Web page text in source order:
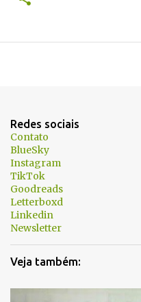
Redes sociais
Contato
BlueSky
Instagram
TikTok
Goodreads
Letterboxd
Linkedin
Newsletter
Veja também: